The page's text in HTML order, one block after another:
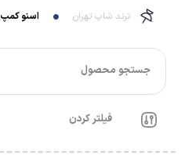
ترند شاپ تهران اسنو کمپ
جستجو محصول
فیلتر کردن